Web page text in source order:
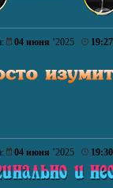
04 июня ’2025 19:27
04 июня ’2025 19:30